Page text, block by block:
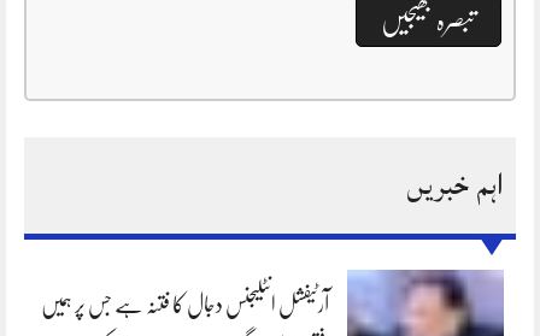
اہم خبریں
آرٹیفشل انٹلیجنس دجال کا فتنہ ہے جس پر ہمیں